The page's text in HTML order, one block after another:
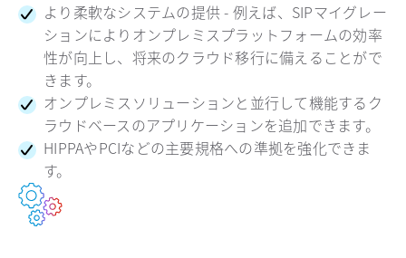
より柔軟なシステムの提供 - 例えば、SIPマイグレー
ションによりオンプレミスプラットフォームの効率
性が向上し、将来のクラウド移行に備えることがで
きます。
オンプレミスソリューションと並行して機能するク
ラウドベースのアプリケーションを追加できます。
HIPPAやPCIなどの主要規格への準拠を強化できま
す。